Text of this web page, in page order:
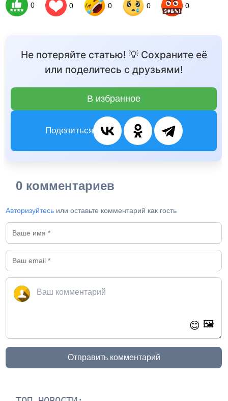
0 0 0 0 0
Не потеряйте статью! 💡 Сохраните её
или поделитесь с друзьями!
В избранное
Поделиться
0 комментариев
Авторизуйтесь или оставьте комментарий как гость
😊 🖼️
Отправить комментарий